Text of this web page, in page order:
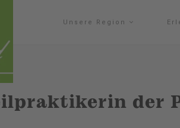
Unsere Region
der